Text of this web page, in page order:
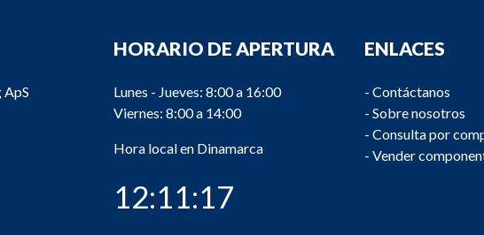
ApS
HORARIO DE APERTURA
Lunes - Jueves: 8:00 a 16:00
Viernes: 8:00 a 14:00
Hora local en Dinamarca
12:11:18
ENLACES
- Contáctanos
- Sobre nosotros
- Consulta por
- Vender